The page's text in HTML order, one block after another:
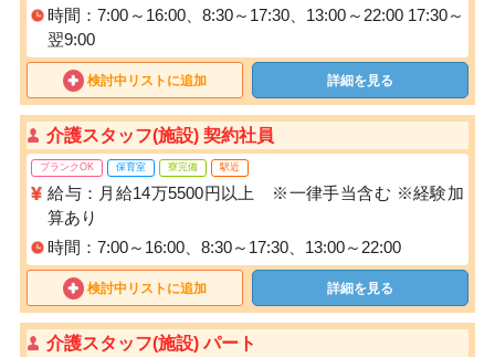
時間：7:00～16:00、8:30～17:30、13:00～22:00 17:30～
翌9:00
検討中リストに追加 詳細を見る
介護スタッフ(施設) 契約社員
ブランクOK 保育室 寮完備 駅近
給与：月給14万5500円以上 ※一律手当含む ※経験加
算あり
時間：7:00～16:00、8:30～17:30、13:00～22:00
検討中リストに追加 詳細を見る
介護スタッフ(施設) パート